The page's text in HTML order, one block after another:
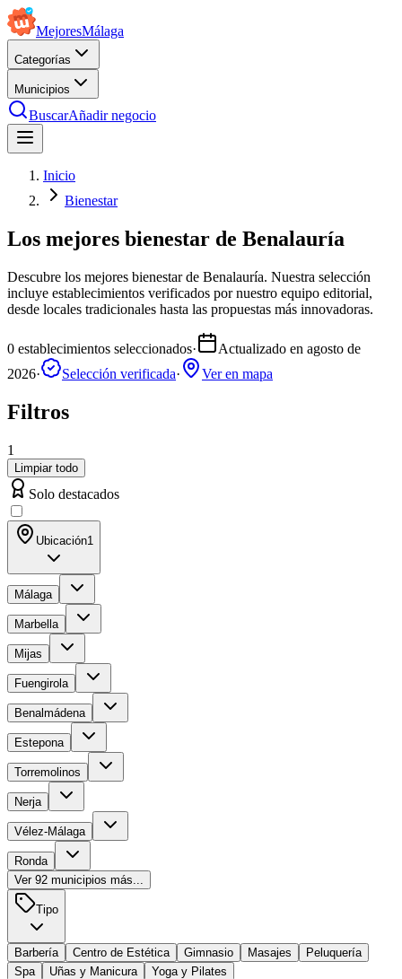
MejoresMálaga
Categorías
Municipios
BuscarAñadir negocio
Inicio
Bienestar
Los mejores bienestar de Benalauría
Descubre los mejores bienestar de Benalauría. Nuestra selección
incluye establecimientos verificados por nuestro equipo editorial,
desde locales tradicionales hasta las propuestas más innovadoras.
0 establecimientos seleccionados· Actualizado en agosto de
2026· Selección verificada· Ver en mapa
Filtros
1
Limpiar todo
Solo destacados
Ubicación1
Málaga
Marbella
Mijas
Fuengirola
Benalmádena
Estepona
Torremolinos
Nerja
Vélez-Málaga
Ronda
Ver 92 municipios más...
Tipo
Barbería Centro de Estética Gimnasio Masajes
Peluquería
Spa
Uñas y Manicura Yoga y Pilates